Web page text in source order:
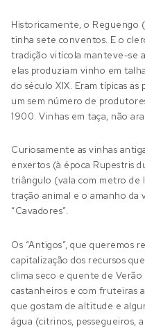
Historicamente, o Reguengo
tinha sete conventos. E o
tradição vitícola manteve-se
elas produziam vinho em
do século XIX. Eram típicas
um sem número de
1900. Vinhas em taça, não
Curiosamente as vinhas
enxertos (à época Rupestris
triângulo (vala com metro de
tração animal e o amanho da
“Cavadores”.
Os “Antigos”, que queremos
capitalização dos recursos
clima seco e quente de
castanheiros e com fruteiras
que gostam de altitude e
água (citrinos, pessegueiros,